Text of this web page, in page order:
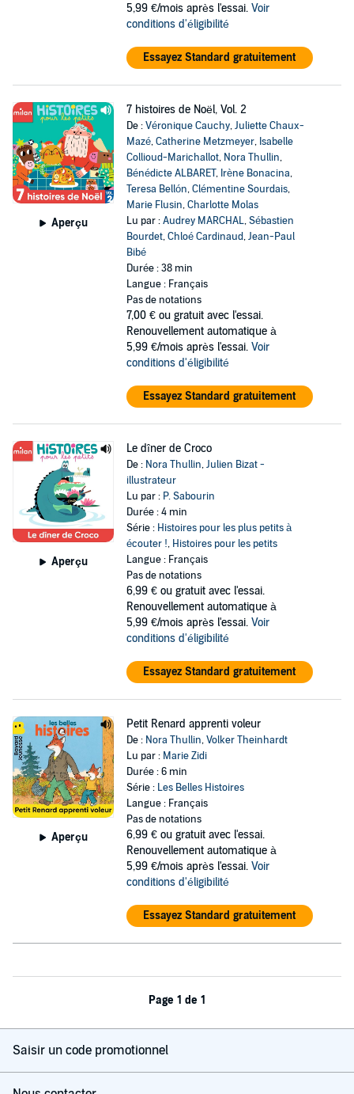
5,99 €/mois après l'essai. Voir
conditions d'éligibilité
Essayez Standard gratuitement
Aperçu
7 histoires de Noël, Vol. 2
De :Véronique Cauchy,Juliette Chaux-
Mazé,Catherine Metzmeyer, Isabelle
Collioud-Marichallot, Nora Thullin,
Bénédicte ALBARET, Irène Bonacina,
Teresa Bellón,Clémentine Sourdais,
Marie Flusin,Charlotte Molas
Lu par :Audrey MARCHAL,Sébastien
Bourdet,Chloé Cardinaud,Jean-Paul
Bibé
Durée : 38 min
Langue : Français
Pas de notations
7,00 € ou gratuit avec l'essai.
Renouvellement automatique à
5,99 €/mois après l'essai. Voir
conditions d'éligibilité
Essayez Standard gratuitement
Aperçu
Le dîner de Croco
De : Nora Thullin,Julien Bizat -
illustrateur
Lu par : P. Sabourin
Durée : 4 min
Série : Histoires pour les plus petits à
écouter !, Histoires pour les petits
Langue : Français
Pas de notations
6,99 € ou gratuit avec l'essai.
Renouvellement automatique à
5,99 €/mois après l'essai. Voir
conditions d'éligibilité
Essayez Standard gratuitement
Aperçu
Petit Renard apprenti voleur
De : Nora Thullin,Volker Theinhardt
Lu par : Marie Zidi
Durée : 6 min
Série : Les Belles Histoires
Langue : Français
Pas de notations
6,99 € ou gratuit avec l'essai.
Renouvellement automatique à
5,99 €/mois après l'essai. Voir
conditions d'éligibilité
Essayez Standard gratuitement
Page 1 de 1
Saisir un code promotionnel